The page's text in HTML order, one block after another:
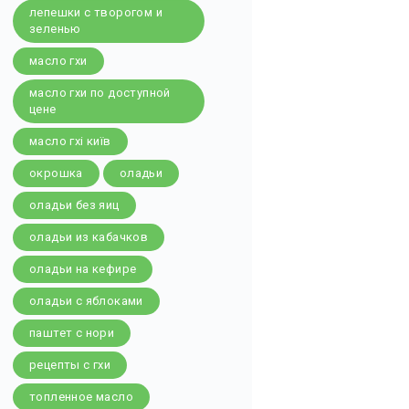
лепешки с творогом и
зеленью
масло гхи
масло гхи по доступной
цене
масло гхі київ
окрошка оладьи
оладьи без яиц
оладьи из кабачков
оладьи на кефире
оладьи с яблоками
паштет с нори
рецепты с гхи
топленное масло